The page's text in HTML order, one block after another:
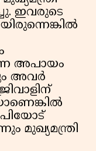
ഇവരുടെ
അപായം
അവർ
മുഖ്യമന്ത്രി